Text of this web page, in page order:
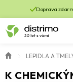
Doprava
LEPIDLA A
K